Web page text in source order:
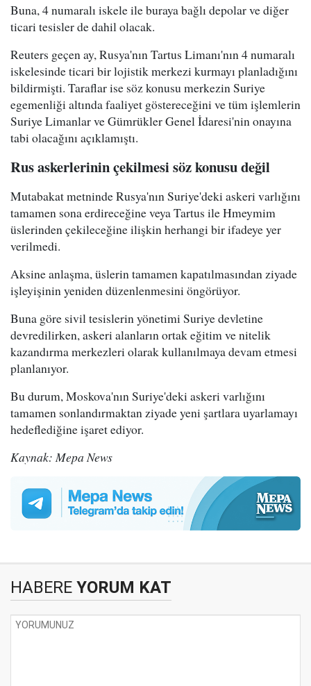
Buna, 4 numaralı iskele ile buraya bağlı depolar ve diğer
ticari tesisler de dahil olacak.
Reuters geçen ay, Rusya'nın Tartus Limanı'nın 4 numaralı
iskelesinde ticari bir lojistik merkezi kurmayı planladığını
bildirmişti. Taraflar ise söz konusu merkezin Suriye
egemenliği altında faaliyet göstereceğini ve tüm işlemlerin
Suriye Limanlar ve Gümrükler Genel İdaresi'nin onayına
tabi olacağını açıklamıştı.
Rus askerlerinin çekilmesi söz konusu değil
Mutabakat metninde Rusya'nın Suriye'deki askeri varlığını
tamamen sona erdireceğine veya Tartus ile Hmeymim
üslerinden çekileceğine ilişkin herhangi bir ifadeye yer
verilmedi.
Aksine anlaşma, üslerin tamamen kapatılmasından ziyade
işleyişinin yeniden düzenlenmesini öngörüyor.
Buna göre sivil tesislerin yönetimi Suriye devletine
devredilirken, askeri alanların ortak eğitim ve nitelik
kazandırma merkezleri olarak kullanılmaya devam etmesi
planlanıyor.
Bu durum, Moskova'nın Suriye'deki askeri varlığını
tamamen sonlandırmaktan ziyade yeni şartlara uyarlamayı
hedeflediğine işaret ediyor.
Kaynak: Mepa News
HABERE YORUM KAT